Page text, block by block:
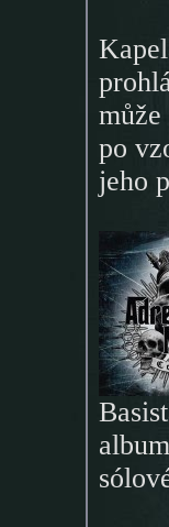
může
po
jeho